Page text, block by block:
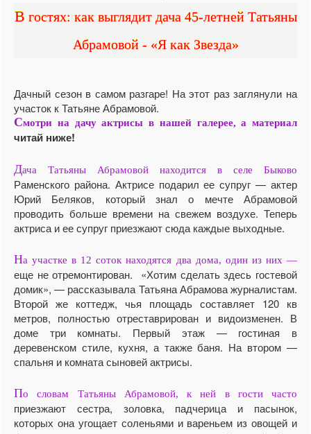
В гостях: как выглядит дача 45-летней Татьяны
Абрамовой - «Я как Звезда»
Дачный сезон в самом разгаре! На этот раз заглянули на
участок к Татьяне Абрамовой.
Смотри на дачу актрисы в нашей галерее, а материал
читай ниже!
Дача Татьяны Абрамовой находится в селе Быково
Раменского района. Актрисе подарил ее супруг — актер
Юрий Беляков, который знал о мечте Абрамовой
проводить больше времени на свежем воздухе. Теперь
актриса и ее супруг приезжают сюда каждые выходные.
На участке в 12 соток находятся два дома, один из них —
еще не отремонтирован. «Хотим сделать здесь гостевой
домик», — рассказывала Татьяна Абрамова журналистам.
Второй же коттедж, чья площадь составляет 120 кв
метров, полностью отреставрирован и видоизменен. В
доме три комнаты. Первый этаж — гостиная в
деревенском стиле, кухня, а также баня. На втором —
спальня и комната сыновей актрисы.
По словам Татьяны Абрамовой, к ней в гости часто
приезжают сестра, золовка, падчерица и пасынок,
которых она угощает соленьями и вареньем из овощей и